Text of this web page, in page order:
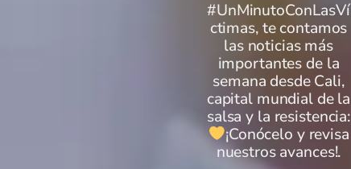
#UnMinutoConLasVí
ctimas, te contamos
las noticias más
importantes de la
semana desde Cali,
capital mundial de la
salsa y la resistencia:
¡Conócelo y revisa
nuestros avances!.